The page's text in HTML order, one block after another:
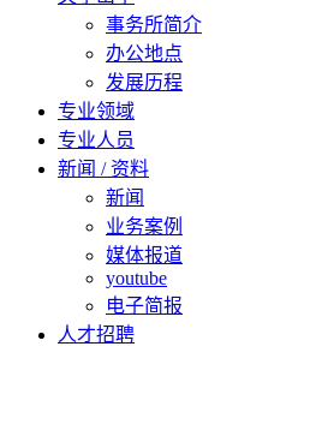
事务所简介
办公地点
发展历程
专业领域
专业人员
新闻 / 资料
新闻
业务案例
媒体报道
youtube
电子简报
人才招聘